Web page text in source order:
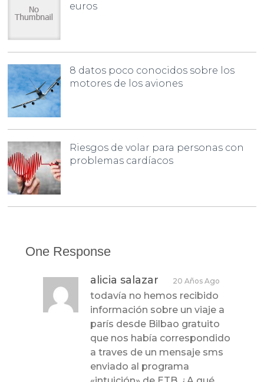
euros
8 datos poco conocidos sobre los
motores de los aviones
Riesgos de volar para personas con
problemas cardíacos
One Response
alicia salazar 20 Años Ago
todavía no hemos recibido
información sobre un viaje a
parís desde Bilbao gratuito
que nos había correspondido
a traves de un mensaje sms
enviado al programa